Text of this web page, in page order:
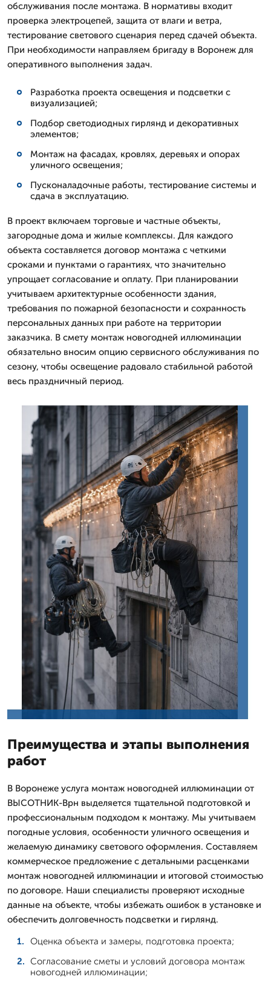
обслуживания после монтажа. В нормативы входит
проверка электроцепей, защита от влаги и ветра,
тестирование светового сценария перед сдачей объекта.
При необходимости направляем бригаду в Воронеж для
оперативного выполнения задач.
Разработка проекта освещения и подсветки с
визуализацией;
Подбор светодиодных гирлянд и декоративных
элементов;
Монтаж на фасадах, кровлях, деревьях и опорах
уличного освещения;
Пусконаладочные работы, тестирование системы и
сдача в эксплуатацию.
В проект включаем торговые и частные объекты,
загородные дома и жилые комплексы. Для каждого
объекта составляется договор монтажа с четкими
сроками и пунктами о гарантиях, что значительно
упрощает согласование и оплату. При планировании
учитываем архитектурные особенности здания,
требования по пожарной безопасности и сохранность
персональных данных при работе на территории
заказчика. В смету монтаж новогодней иллюминации
обязательно вносим опцию сервисного обслуживания по
сезону, чтобы освещение радовало стабильной работой
весь праздничный период.
Преимущества и этапы выполнения
работ
В Воронеже услуга монтаж новогодней иллюминации от
ВЫСОТНИК-Врн выделяется тщательной подготовкой и
профессиональным подходом к монтажу. Мы учитываем
погодные условия, особенности уличного освещения и
желаемую динамику светового оформления. Составляем
коммерческое предложение с детальными расценками
монтаж новогодней иллюминации и итоговой стоимостью
по договоре. Наши специалисты проверяют исходные
данные на объекте, чтобы избежать ошибок в установке и
обеспечить долговечность подсветки и гирлянд.
Оценка объекта и замеры, подготовка проекта;
Согласование сметы и условий договора монтаж
новогодней иллюминации;